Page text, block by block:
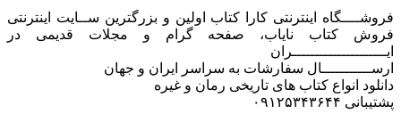
فروشــــگاه اینترنتی کارا کتاب اولین و بزرگترین ســایت اینترنتی
فروش کتاب نایاب، صفحه گرام و مجلات قدیمی در
ایـــــــــــــــــــــران
ارســـــــــــال سفارشات به سراسر ایران و جهان
دانلود انواع کتاب های تاریخی رمان و غیره
پشتیبانی ۰۹۱۲۵۳۴۳۶۴۴